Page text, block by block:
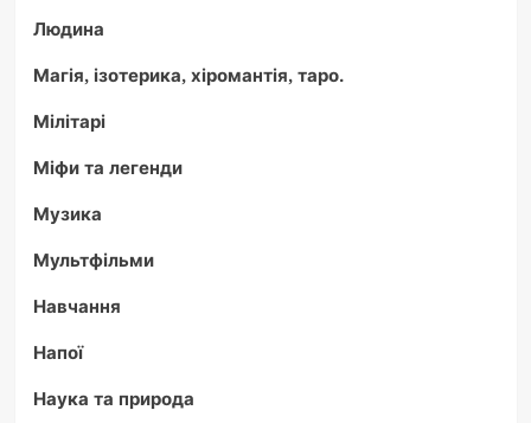
Людина
Магія, ізотерика, хіромантія, таро.
Мілітарі
Міфи та легенди
Музика
Мультфільми
Навчання
Напої
Наука та природа